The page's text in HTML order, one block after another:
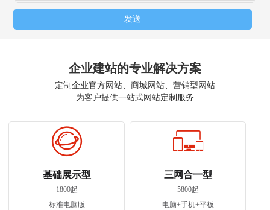
企业建站的专业解决方案
定制企业官方网站、商城网站、营销型网站
为客户提供一站式网站定制服务
基础展示型
1800起
标准电脑版
三网合一型
5800起
电脑+手机+平板